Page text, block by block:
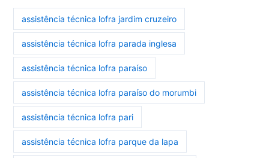
assistência técnica lofra jardim cruzeiro
assistência técnica lofra parada inglesa
assistência técnica lofra paraíso
assistência técnica lofra paraíso do morumbi
assistência técnica lofra pari
assistência técnica lofra parque da lapa